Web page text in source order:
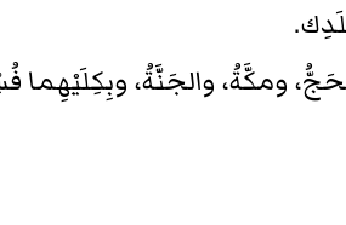
ومكَّةُ، والجَنَّةُ،